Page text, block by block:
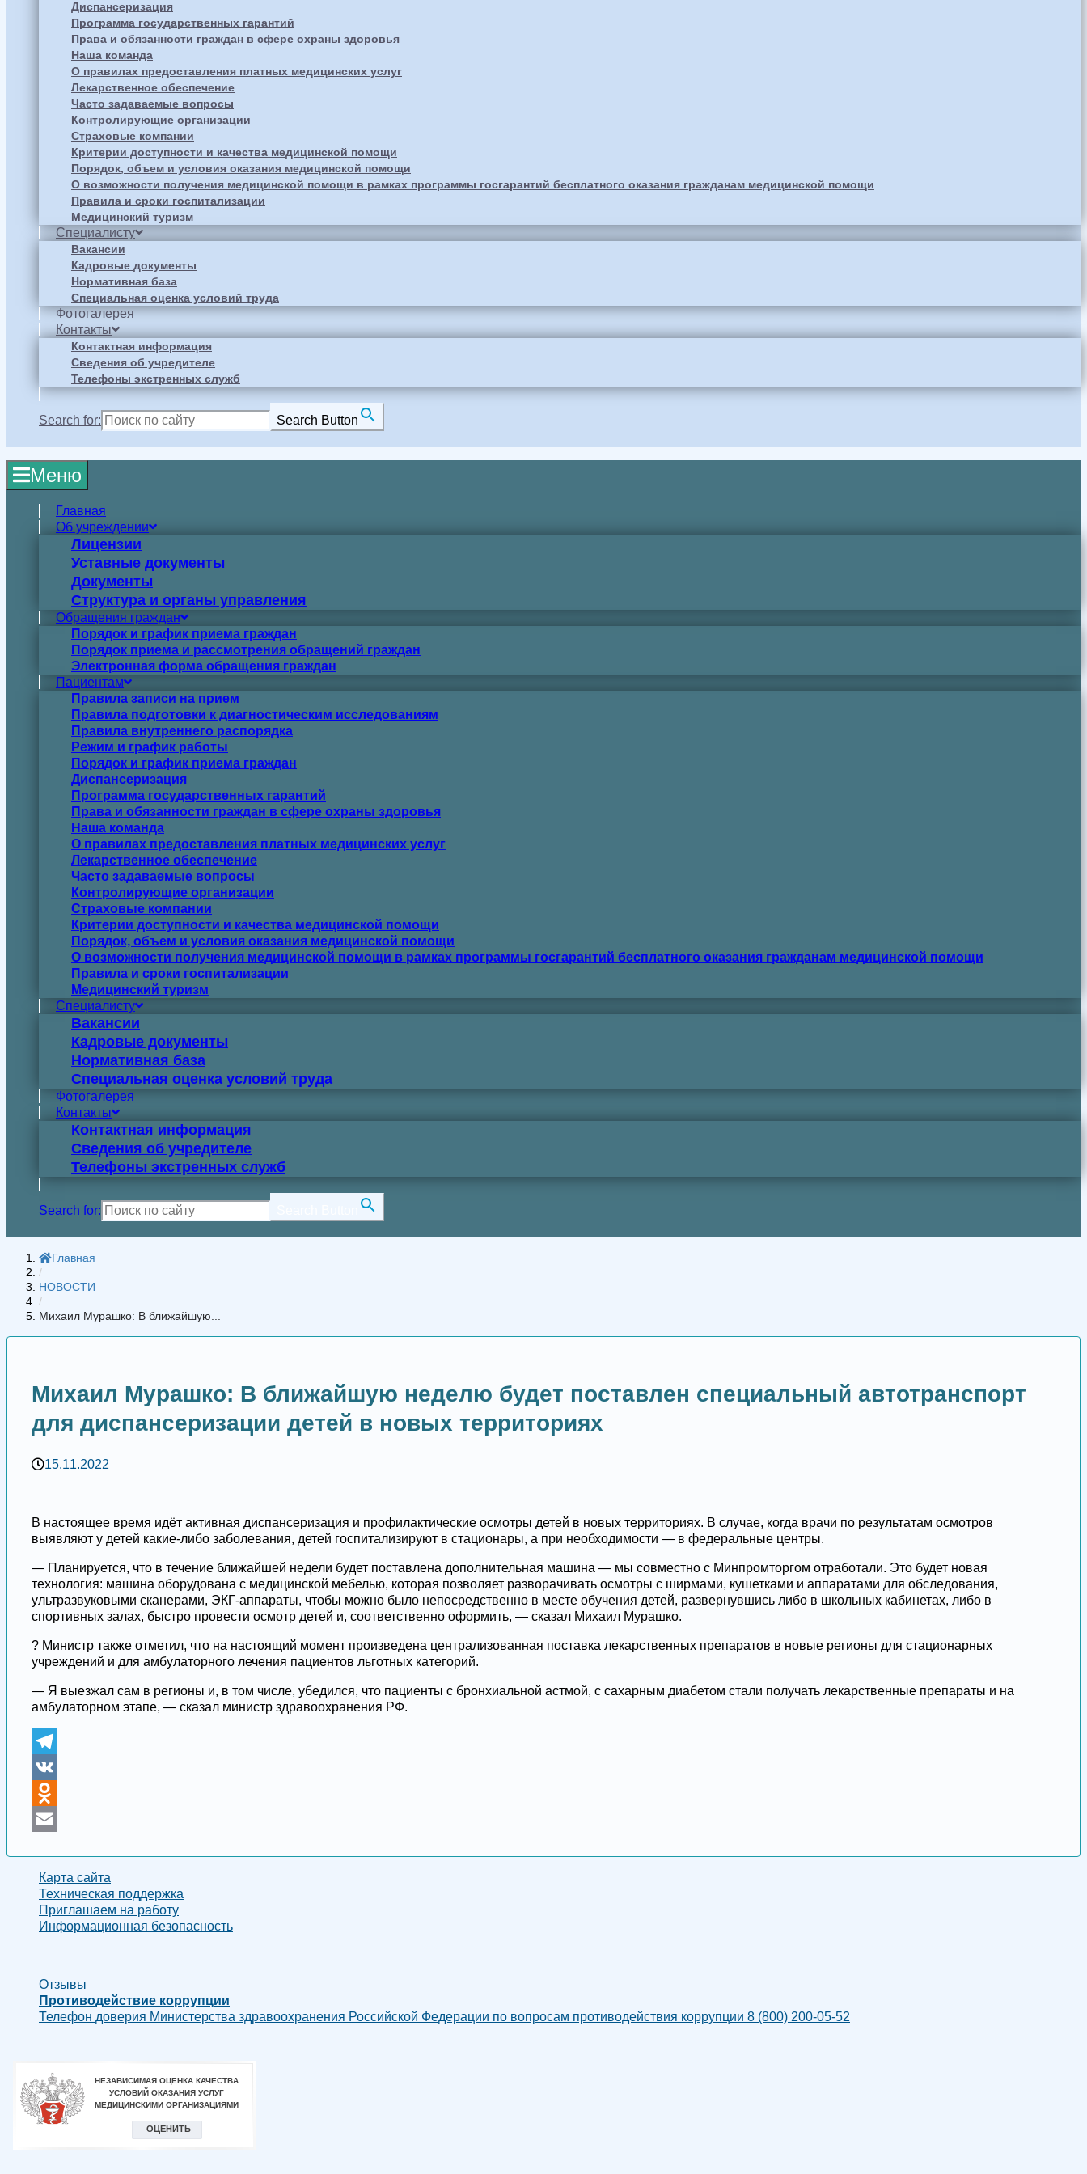
Диспансеризация
Программа государственных гарантий
Права и обязанности граждан в сфере охраны здоровья
Наша команда
О правилах предоставления платных медицинских услуг
Лекарственное обеспечение
Часто задаваемые вопросы
Контролирующие организации
Страховые компании
Критерии доступности и качества медицинской помощи
Порядок, объем и условия оказания медицинской помощи
О возможности получения медицинской помощи в рамках программы госгарантий бесплатного оказания гражданам медицинской помощи
Правила и сроки госпитализации
Медицинский туризм
Специалисту
Вакансии
Кадровые документы
Нормативная база
Специальная оценка условий труда
Фотогалерея
Контакты
Контактная информация
Сведения об учредителе
Телефоны экстренных служб
Search for: Search Button
Меню
Главная
Об учреждении
Лицензии
Уставные документы
Документы
Структура и органы управления
Обращения граждан
Порядок и график приема граждан
Порядок приема и рассмотрения обращений граждан
Электронная форма обращения граждан
Пациентам
Правила записи на прием
Правила подготовки к диагностическим исследованиям
Правила внутреннего распорядка
Режим и график работы
Порядок и график приема граждан
Диспансеризация
Программа государственных гарантий
Права и обязанности граждан в сфере охраны здоровья
Наша команда
О правилах предоставления платных медицинских услуг
Лекарственное обеспечение
Часто задаваемые вопросы
Контролирующие организации
Страховые компании
Критерии доступности и качества медицинской помощи
Порядок, объем и условия оказания медицинской помощи
О возможности получения медицинской помощи в рамках программы госгарантий бесплатного оказания гражданам медицинской помощи
Правила и сроки госпитализации
Медицинский туризм
Специалисту
Вакансии
Кадровые документы
Нормативная база
Специальная оценка условий труда
Фотогалерея
Контакты
Контактная информация
Сведения об учредителе
Телефоны экстренных служб
Search for:
Главная
/
НОВОСТИ
/
Михаил Мурашко: В ближайшую...
Михаил Мурашко: В ближайшую неделю будет поставлен специальный автотранспорт
для диспансеризации детей в новых территориях
15.11.2022
В настоящее время идёт активная диспансеризация и профилактические осмотры детей в новых территориях. В случае, когда врачи по результатам осмотров
выявляют у детей какие-либо заболевания, детей госпитализируют в стационары, а при необходимости — в федеральные центры.
— Планируется, что в течение ближайшей недели будет поставлена дополнительная машина — мы совместно с Минпромторгом отработали. Это будет новая
технология: машина оборудована с медицинской мебелью, которая позволяет разворачивать осмотры с ширмами, кушетками и аппаратами для обследования,
ультразвуковыми сканерами, ЭКГ-аппараты, чтобы можно было непосредственно в месте обучения детей, развернувшись либо в школьных кабинетах, либо в
спортивных залах, быстро провести осмотр детей и, соответственно оформить, — сказал Михаил Мурашко.
? Министр также отметил, что на настоящий момент произведена централизованная поставка лекарственных препаратов в новые регионы для стационарных
учреждений и для амбулаторного лечения пациентов льготных категорий.
— Я выезжал сам в регионы и, в том числе, убедился, что пациенты с бронхиальной астмой, с сахарным диабетом стали получать лекарственные препараты и на
амбулаторном этапе, — сказал министр здравоохранения РФ.
Telegram
VK
Odnoklassniki
Карта сайта
Техническая поддержка
Приглашаем на работу
Информационная безопасность
Отзывы
Противодействие коррупции
Телефон доверия Министерства здравоохранения Российской Федерации по вопросам противодействия коррупции 8 (800) 200-05-52